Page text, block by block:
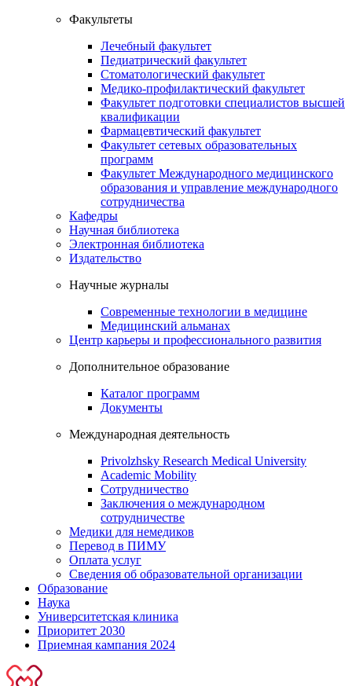
Факультеты
Лечебный факультет
Педиатрический факультет
Стоматологический факультет
Медико-профилактический факультет
Факультет подготовки специалистов высшей
квалификации
Фармацевтический факультет
Факультет сетевых образовательных
программ
Факультет Международного медицинского
образования и управление международного
сотрудничества
Кафедры
Научная библиотека
Электронная библиотека
Издательство
Научные журналы
Современные технологии в медицине
Медицинский альманах
Центр карьеры и профессионального развития
Дополнительное образование
Каталог программ
Документы
Международная деятельность
Privolzhsky Research Medical University
Academic Mobility
Сотрудничество
Заключения о международном
сотрудничестве
Медики для немедиков
Перевод в ПИМУ
Оплата услуг
Сведения об образовательной организации
Образование
Наука
Университетская клиника
Приоритет 2030
Приемная кампания 2024